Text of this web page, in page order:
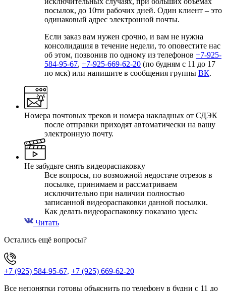
посылок, до 10ти рабочих дней. Один клиент – это
одинаковый адрес электронной почты.
Если заказ вам нужен срочно, и вам не нужна
консолидация в течение недели, то оповестите нас
об этом, позвонив по одному из телефонов +7-925-
584-95-67, +7-925-669-62-20 (по будням с 11 до 17
по мск) или напишите в сообщения группы ВК.
Номера почтовых треков и номера накладных от СДЭК
после отправки приходят автоматически на вашу
электронную почту.
Не забудьте снять видеораспаковку
Все вопросы, по возможной недостаче отрезов в
посылке, принимаем и рассматриваем
исключительно при наличии полностью
записанной видеораспаковки данной посылки.
Как делать видеораспаковку показано здесь:
Читать
Остались ещё вопросы?
+7 (925) 584-95-67, +7 (925) 669-62-20
Все непонятки готовы объяснить по телефону в будни с 11 до